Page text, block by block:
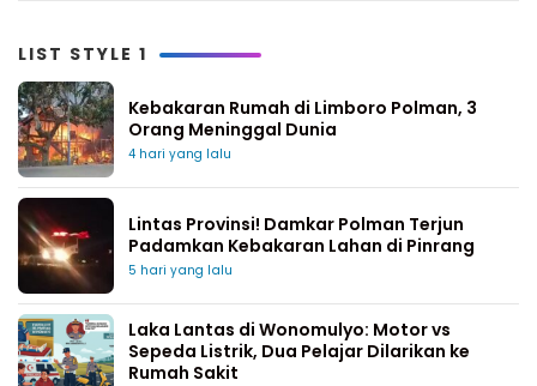
LIST STYLE 1
Kebakaran Rumah di Limboro Polman, 3
Orang Meninggal Dunia
4 hari yang lalu
Lintas Provinsi! Damkar Polman Terjun
Padamkan Kebakaran Lahan di Pinrang
5 hari yang lalu
Laka Lantas di Wonomulyo: Motor vs
Sepeda Listrik, Dua Pelajar Dilarikan ke
Rumah Sakit